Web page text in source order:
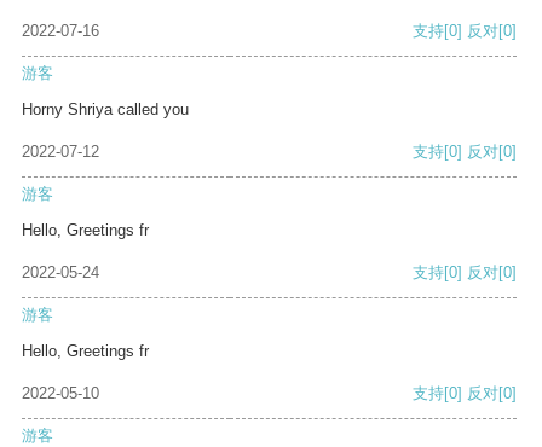
2022-07-16 支持[0] 反对[0]
游客
Horny Shriya called you
2022-07-12 支持[0] 反对[0]
游客
Hello, Greetings fr
2022-05-24 支持[0] 反对[0]
游客
Hello, Greetings fr
2022-05-10 支持[0] 反对[0]
游客